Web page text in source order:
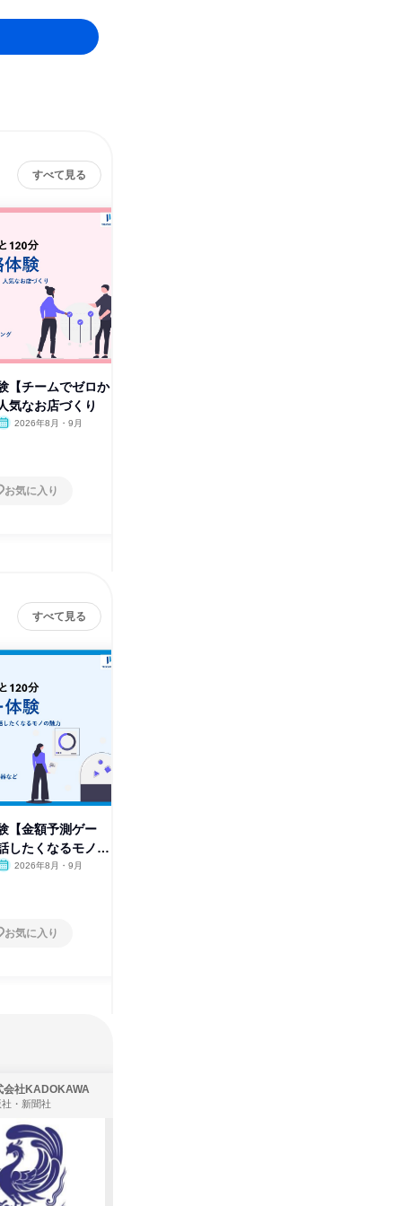
すべて見る
【チームでゼロか
気なお店づくり
2026年8月・9月
お気に入り
すべて見る
【金額予測ゲー
したくなるモノの
2026年8月・9月
お気に入り
会社KADOKAWA
・新聞社